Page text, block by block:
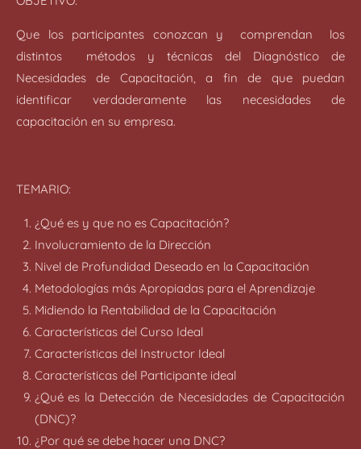
Que los participantes conozcan y comprendan los
distintos métodos y técnicas del Diagnóstico de
Necesidades de Capacitación, a fin de que puedan
identificar verdaderamente las necesidades de
capacitación en su empresa.
TEMARIO:
¿Qué es y que no es Capacitación?
Involucramiento de la Dirección
Nivel de Profundidad Deseado en la Capacitación
Metodologías más Apropiadas para el Aprendizaje
Midiendo la Rentabilidad de la Capacitación
Características del Curso Ideal
Características del Instructor Ideal
Características del Participante ideal
¿Qué es la Detección de Necesidades de Capacitación
(DNC)?
¿Por qué se debe hacer una DNC?